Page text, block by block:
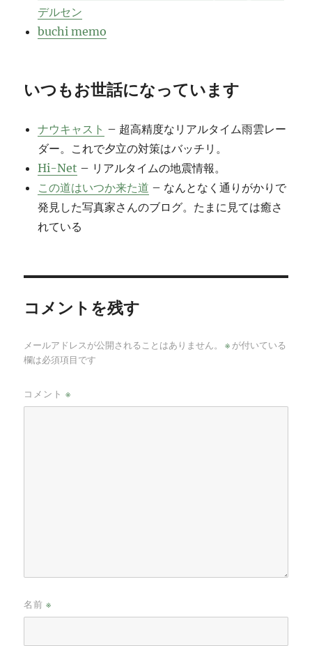
デルセン
buchi memo
いつもお世話になっています
ナウキャスト – 超高精度なリアルタイム雨雲レー
ダー。これで夕立の対策はバッチリ。
Hi-Net – リアルタイムの地震情報。
この道はいつか来た道 – なんとなく通りがかりで
発見した写真家さんのブログ。たまに見ては癒さ
れている
コメントを残す
メールアドレスが公開されることはありません。 ※ が付いている
欄は必須項目です
コメント※
名前※